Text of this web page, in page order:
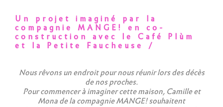
Un projet imaginé par la
compagnie MANGE! en co-
construction avec le Café Plùm
et la Petite Faucheuse /
Nous rêvons un endroit pour nous réunir lors des décès
de nos proches.
Pour commencer à imaginer cette maison, Camille et
Mona de la compagnie MANGE! souhaitent